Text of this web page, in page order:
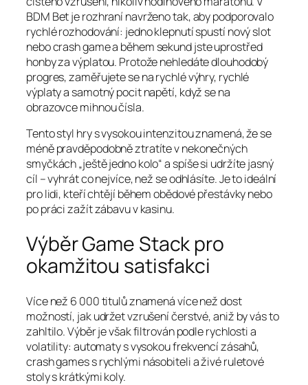
BDM Bet je rozhraní navrženo tak, aby podporovalo
rychlé rozhodování: jedno klepnutí spustí nový slot
nebo crash game a během sekund jste uprostřed
honby za výplatou. Protože nehledáte dlouhodobý
progres, zaměřujete se na rychlé výhry, rychlé
výplaty a samotný pocit napětí, když se na
obrazovce mihnou čísla.
Tento styl hry s vysokou intenzitou znamená, že se
méně pravděpodobně ztratíte v nekonečných
smyčkách „ještě jedno kolo“ a spíše si udržíte jasný
cíl – vyhrát co nejvíce, než se odhlásíte. Je to ideální
pro lidi, kteří chtějí během obědové přestávky nebo
po práci zažít zábavu v kasinu.
Výběr Game Stack pro
okamžitou satisfakci
Více než 6 000 titulů znamená více než dost
možností, jak udržet vzrušení čerstvé, aniž by vás to
zahltilo. Výběr je však filtrován podle rychlosti a
volatility: automaty s vysokou frekvencí zásahů,
crash games s rychlými násobiteli a živé ruletové
stoly s krátkými koly.